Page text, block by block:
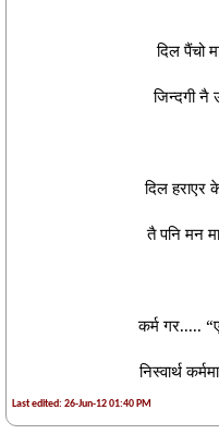
दिल पैंचो
जिन्दगी नै
दिल हराएर
तै पनि मन
कर्म गर.....
निस्वार्थ
Last edited: 26-Jun-12 01:40 PM